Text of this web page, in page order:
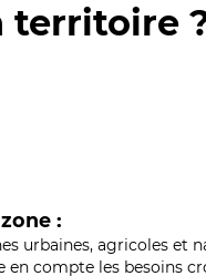
territoire
:
urbaines, agricoles et
compte les besoins